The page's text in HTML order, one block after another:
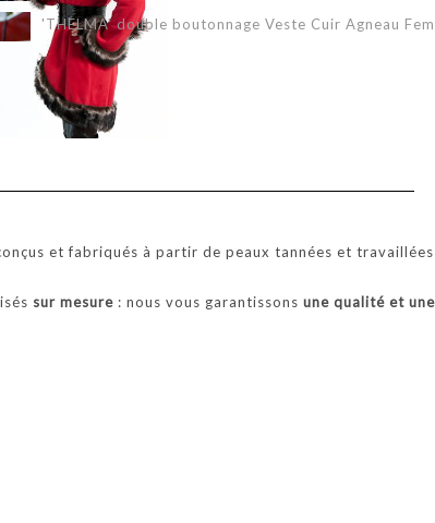
et fabriqués à partir de peaux tannées et travaillées
sur mesure : nous vous garantissons une qualité et une
'THELMA' double boutonnage Veste Cuir Agneau
'ERIKA 3/4' Veste Cuir Agneau Femme Fabrication